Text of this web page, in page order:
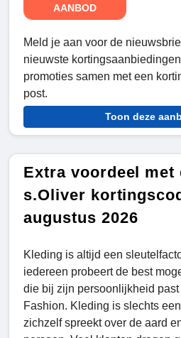
AANBOD
Meld je aan voor de
nieuwste
promoties samen met een
post.
Toon deze
Extra voordeel met
s.Oliver
augustus 2026
Kleding is altijd een
iedereen probeert de best
die bij zijn persoonlijkheid
Fashion. Kleding is slechts
zichzelf spreekt over de aard